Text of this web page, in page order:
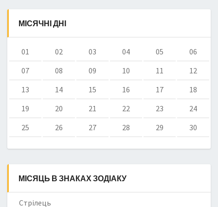
МІСЯЧНІ ДНІ
01 02 03 04 05
06
07
08 09 10 11
12
13
14 15 16 17
18
19
20 21 22 23
24
25
26 27 28 29 30
МІСЯЦЬ В ЗНАКАХ ЗОДІАКУ
Стрілець